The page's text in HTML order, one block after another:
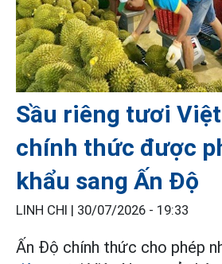
Sầu riêng tươi
chính thức được
khẩu sang Ấn Độ
LINH CHI | 30/07/2026 - 19:33
Ấn Độ chính thức cho phép